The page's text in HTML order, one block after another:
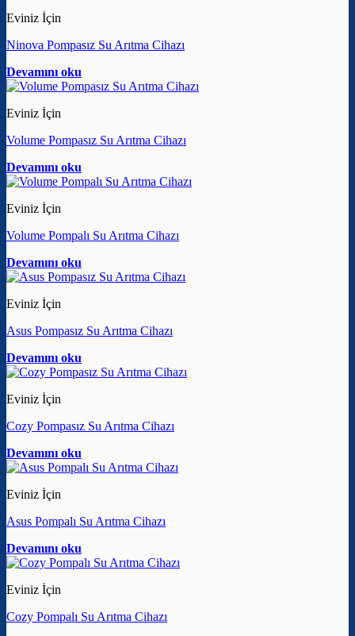
Eviniz İçin
Ninova Pompasız Su Arıtma Cihazı
Devamını oku
Eviniz İçin
Volume Pompasız Su Arıtma Cihazı
Devamını oku
Eviniz İçin
Volume Pompalı Su Arıtma Cihazı
Devamını oku
Eviniz İçin
Asus Pompasız Su Arıtma Cihazı
Devamını oku
Eviniz İçin
Cozy Pompasız Su Arıtma Cihazı
Devamını oku
Eviniz İçin
Asus Pompalı Su Arıtma Cihazı
Devamını oku
Eviniz İçin
Cozy Pompalı Su Arıtma Cihazı